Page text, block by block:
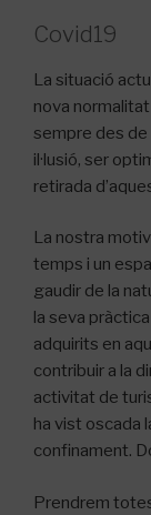
Covid19
La situació
nova
sempre des de
il·lusió, ser
retirada
La nostra
temps i un
gaudir de la
la seva
adquirits en
contribuir a la
activitat de
ha vist oscada
confinament.
Prendrem